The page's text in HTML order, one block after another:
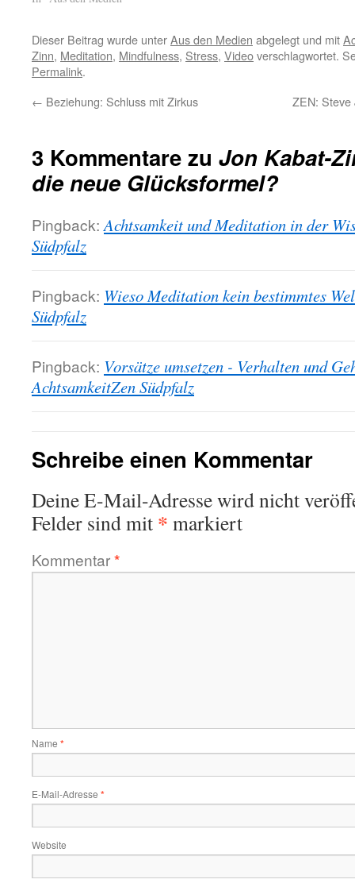
Dieser Beitrag wurde unterAus den Medien abgelegt und mit
Zinn, Meditation, Mindfulness, Stress, Videoverschlagwortet.
Permalink.
← Beziehung: Schluss mit Zirkus ZEN: Steve
3 Kommentare zu Jon Kabat-
die neue Glücksformel?
Pingback: Achtsamkeit und Meditation in der
Südpfalz
Pingback: Wieso Meditation kein bestimmtes
Südpfalz
Pingback: Vorsätze umsetzen - Verhalten und
AchtsamkeitZen Südpfalz
Schreibe einen Kommentar
Deine E-Mail-Adresse wird nicht
Felder sind mit * markiert
Kommentar*
Name *
E-Mail-Adresse *
Website